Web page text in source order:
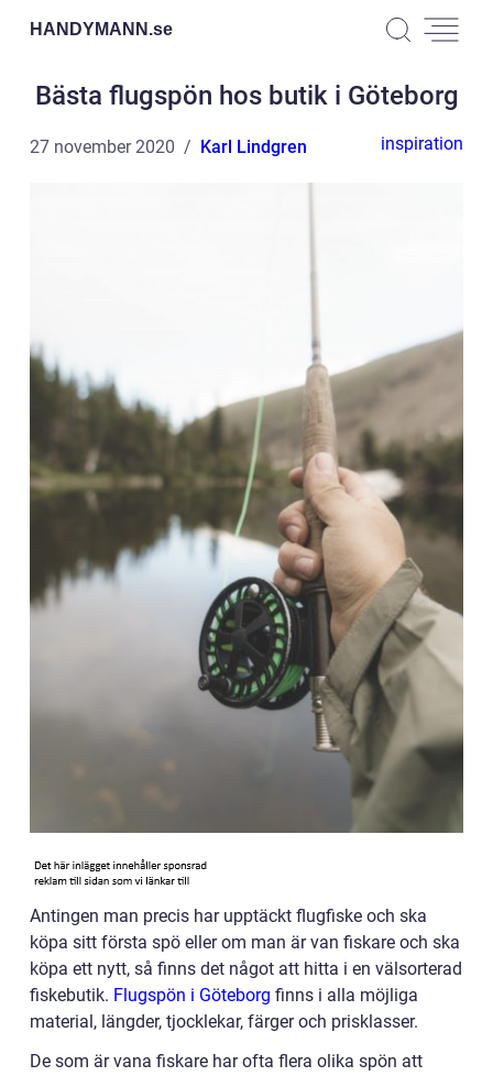
HANDYMANN.se
Bästa flugspön hos butik i Göteborg
27 november 2020 Karl Lindgren inspiration
Antingen man precis har upptäckt flugfiske och ska
köpa sitt första spö eller om man är van fiskare och ska
köpa ett nytt, så finns det något att hitta i en välsorterad
fiskebutik. Flugspön i Göteborg finns i alla möjliga
material, längder, tjocklekar, färger och prisklasser.
De som är vana fiskare har ofta flera olika spön att